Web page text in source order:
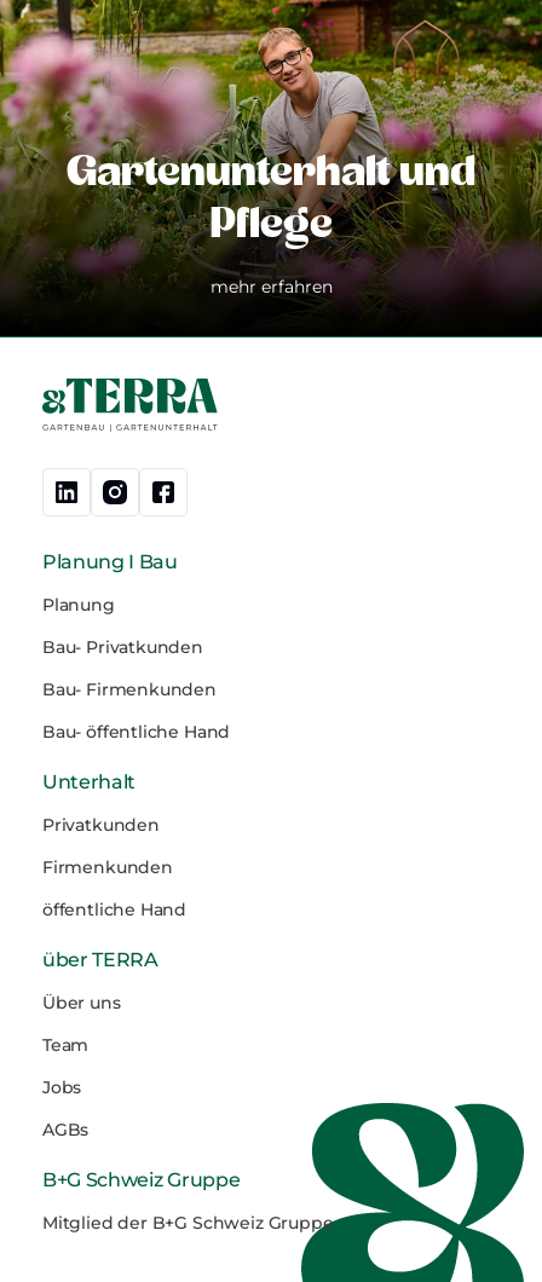
Gartenunterhalt und
Pflege
mehr erfahren
Planung I Bau
Planung
Bau- Privatkunden
Bau- Firmenkunden
Bau- öffentliche Hand
Unterhalt
Privatkunden
Firmenkunden
öffentliche Hand
über TERRA
Über uns
Team
Jobs
AGBs
B+G Schweiz Gruppe
Mitglied der B+G Schweiz Gruppe